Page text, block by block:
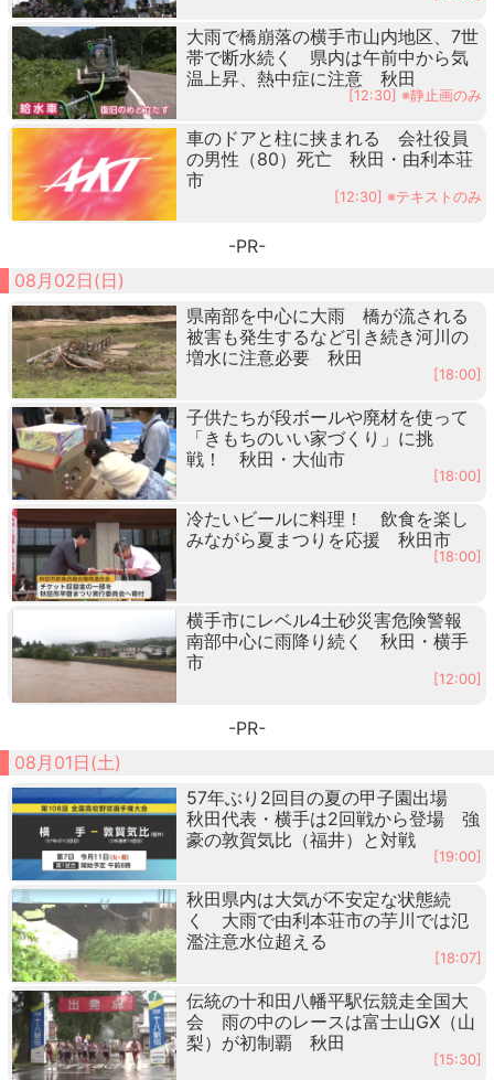
大雨で橋崩落の横手市山内地区、7世
帯で断水続く 県内は午前中から気
温上昇、熱中症に注意 秋田
[12:30] ※静止画のみ
車のドアと柱に挟まれる 会社役員
の男性（80）死亡 秋田・由利本荘
市
[12:30] ※テキストのみ
-PR-
08月02日(日)
県南部を中心に大雨 橋が流される
被害も発生するなど引き続き河川の
増水に注意必要 秋田
[18:00]
子供たちが段ボールや廃材を使って
「きもちのいい家づくり」に挑
戦！ 秋田・大仙市
[18:00]
冷たいビールに料理！ 飲食を楽し
みながら夏まつりを応援 秋田市
[18:00]
横手市にレベル4土砂災害危険警報
南部中心に雨降り続く 秋田・横手
市
[12:00]
-PR-
08月01日(土)
57年ぶり2回目の夏の甲子園出場
秋田代表・横手は2回戦から登場 強
豪の敦賀気比（福井）と対戦
[19:00]
秋田県内は大気が不安定な状態続
く 大雨で由利本荘市の芋川では氾
濫注意水位超える
[18:07]
伝統の十和田八幡平駅伝競走全国大
会 雨の中のレースは富士山GX（山
梨）が初制覇 秋田
[15:30]